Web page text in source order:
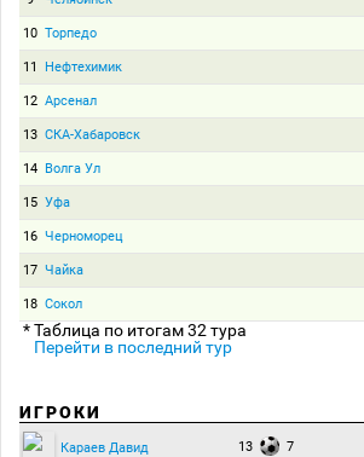
10 Торпедо
11 Нефтехимик
12 Арсенал
13 СКА-Хабаровск
14 Волга Ул
15 Уфа
16 Черноморец
17 Чайка
18 Сокол
* Таблица по итогам 32 тура
Перейти в последний тур
ИГРОКИ
Караев Давид 13 7